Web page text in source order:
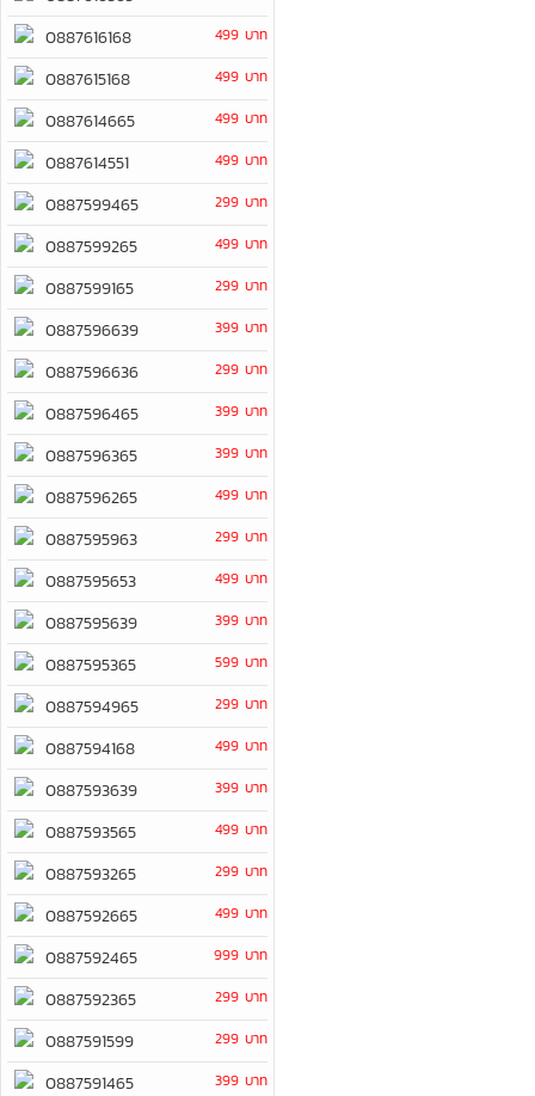
0887616168 499 บาท
0887615168 499 บาท
0887614665 499 บาท
0887614551 499 บาท
0887599465 299 บาท
0887599265 499 บาท
0887599165 299 บาท
0887596639 399 บาท
0887596636 299 บาท
0887596465 399 บาท
0887596365 399 บาท
0887596265 499 บาท
0887595963 299 บาท
0887595653 499 บาท
0887595639 399 บาท
0887595365 599 บาท
0887594965 299 บาท
0887594168 499 บาท
0887593639 399 บาท
0887593565 499 บาท
0887593265 299 บาท
0887592665 499 บาท
0887592465 999 บาท
0887592365 299 บาท
0887591599 299 บาท
0887591465 399 บาท